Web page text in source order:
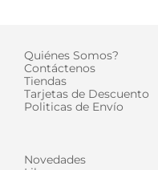
Quiénes Somos?
Contáctenos
Tiendas
Tarjetas de Descuento
Politicas de Envío
Novedades